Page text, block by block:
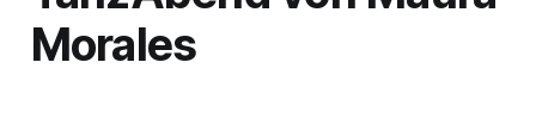
Morales